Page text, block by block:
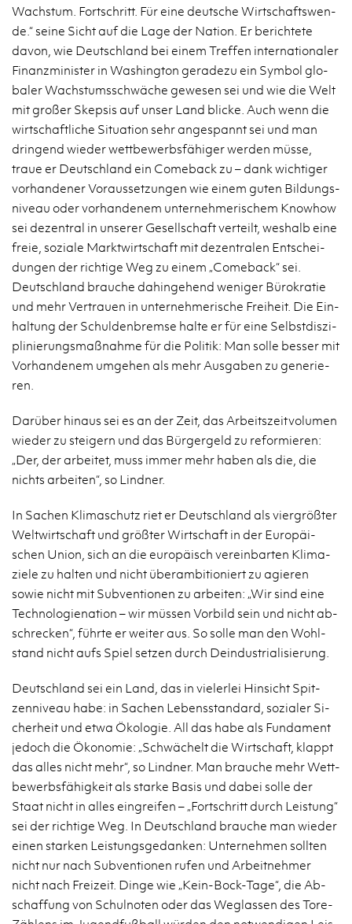
Wachs­tum. Fort­schritt. Für eine deut­sche Wirt­schafts­wen­
de.“ seine Sicht auf die Lage der Na­ti­on. Er be­rich­te­te
davon, wie Deutsch­land bei einem Tref­fen in­ter­na­tio­na­ler
Fi­nanz­mi­nis­ter in Wa­shing­ton ge­ra­de­zu ein Sym­bol glo­
ba­ler Wachs­tums­schwä­che ge­we­sen sei und wie die Welt
mit gro­ßer Skep­sis auf unser Land bli­cke. Auch wenn die
wirt­schaft­li­che Si­tua­ti­on sehr an­ge­spannt sei und man
drin­gend wie­der wett­be­werbs­fä­hi­ger wer­den müsse,
traue er Deutsch­land ein Come­back zu – dank wich­ti­ger
vor­han­de­ner Vor­aus­set­zun­gen wie einem guten Bil­dungs­
ni­veau oder vor­han­de­nem un­ter­neh­me­ri­schem Know­how
sei de­zen­tral in un­se­rer Ge­sell­schaft ver­teilt, wes­halb eine
freie, so­zia­le Markt­wirt­schaft mit de­zen­tra­len Ent­schei­
dun­gen der rich­ti­ge Weg zu einem „Come­back“ sei.
Deutsch­land brau­che da­hin­ge­hend we­ni­ger Bü­ro­kra­tie
und mehr Ver­trau­en in un­ter­neh­me­ri­sche Frei­heit. Die Ein­
hal­tung der Schul­den­brem­se halte er für eine Selbst­dis­zi­
pli­nie­rungs­maß­nah­me für die Po­li­tik: Man solle bes­ser mit
Vor­han­de­nem um­ge­hen als mehr Aus­ga­ben zu ge­ne­rie­
ren.
Dar­über hin­aus sei es an der Zeit, das Ar­beits­zeit­vo­lu­men
wie­der zu stei­gern und das Bür­ger­geld zu re­for­mie­ren:
„Der, der ar­bei­tet, muss immer mehr haben als die, die
nichts ar­bei­ten“, so Lind­ner.
In Sa­chen Kli­ma­schutz riet er Deutsch­land als vier­grö­ß­ter
Welt­wirt­schaft und grö­ß­ter Wirt­schaft in der Eu­ro­päi­
schen Union, sich an die eu­ro­pä­isch ver­ein­bar­ten Kli­ma­
zie­le zu hal­ten und nicht über­am­bi­tio­niert zu agie­ren
sowie nicht mit Sub­ven­tio­nen zu ar­bei­ten: „Wir sind eine
Tech­no­lo­gi­e­na­ti­on – wir müs­sen Vor­bild sein und nicht ab­
schre­cken“, führ­te er wei­ter aus. So solle man den Wohl­
stand nicht aufs Spiel set­zen durch De­indus­tria­li­sie­rung.
Deutsch­land sei ein Land, das in vie­ler­lei Hin­sicht Spit­
zen­ni­veau habe: in Sa­chen Le­bens­stan­dard, so­zia­ler Si­
cher­heit und etwa Öko­lo­gie. All das habe als Fun­da­ment
je­doch die Öko­no­mie: „Schwä­chelt die Wirt­schaft, klappt
das alles nicht mehr“, so Lind­ner. Man brau­che mehr Wett­
be­werbs­fä­hig­keit als star­ke Basis und dabei solle der
Staat nicht in alles ein­grei­fen – „Fort­schritt durch Leis­tung“
sei der rich­ti­ge Weg. In Deutsch­land brau­che man wie­der
einen star­ken Leis­tungs­ge­dan­ken: Un­ter­neh­men soll­ten
nicht nur nach Sub­ven­tio­nen rufen und Ar­beit­neh­mer
nicht nach Frei­zeit. Dinge wie „Kein-Bock-Ta­ge“, die Ab­
schaf­fung von Schul­no­ten oder das Weg­las­sen des To­re-